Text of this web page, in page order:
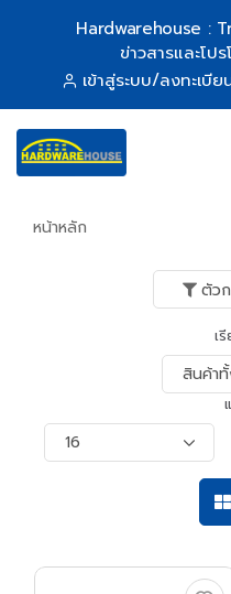
Hardwarehouse :
ข่าวสารและโป
เข้าสู่ระบบ/ลงทะเบีย
หน้าหลัก
ตัว
เ